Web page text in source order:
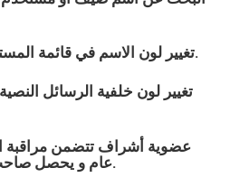
9 – تغيير لون الاسم في قائمة المستخدمين إلى ما يناسبك.
عام و يحصل صاحب العضوية على لون مميز.